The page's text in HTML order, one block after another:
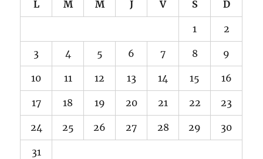
L M M J V S D
1 2
3 4 5 6 7 8 9
10 11 12 13 14 15 16
17 18 19 20 21 22 23
24 25 26 27 28 29 30
31